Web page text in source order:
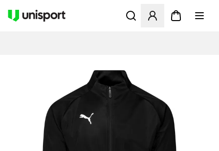
Opent een venster om in